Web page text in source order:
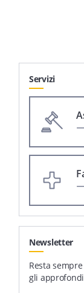
Servizi
Newsletter
Resta
gli